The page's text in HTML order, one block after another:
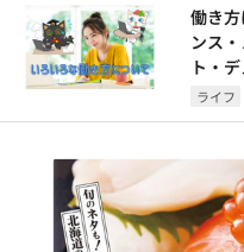
ライフ
働き
ンス
ト・